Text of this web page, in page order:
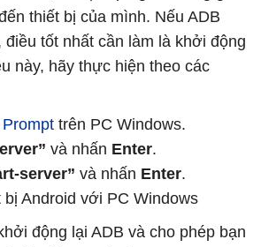
thiết bị của mình. Nếu ADB
điều tốt nhất cần làm là khởi động
này, hãy thực hiện theo các
trên PC Windows.
và nhấn Enter.
server” và nhấn Enter.
Android với PC Windows
động lại ADB và cho phép bạn